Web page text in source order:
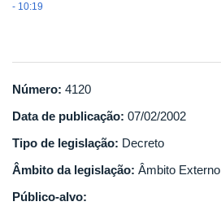
- 10:19
Número: 4120
Data de publicação: 07/02/2002
Tipo de legislação: Decreto
Âmbito da legislação: Âmbito Externo
Público-alvo: